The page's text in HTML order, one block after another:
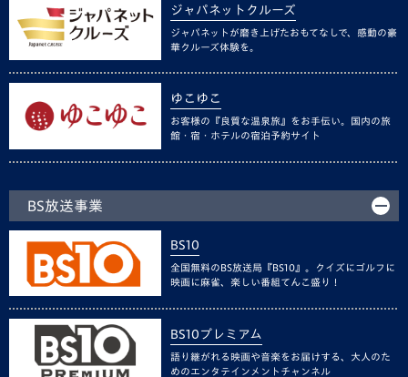
ジャパネットクルーズ
ジャパネットが磨き上げたおもてなしで、感動の豪
華クルーズ体験を。
ゆこゆこ
お客様の『良質な温泉旅』をお手伝い。国内の旅
館・宿・ホテルの宿泊予約サイト
BS放送事業
BS10
全国無料のBS放送局『BS10』。クイズにゴルフに
映画に麻雀、楽しい番組てんこ盛り！
BS10プレミアム
語り継がれる映画や音楽をお届けする、大人のた
めのエンタテインメントチャンネル